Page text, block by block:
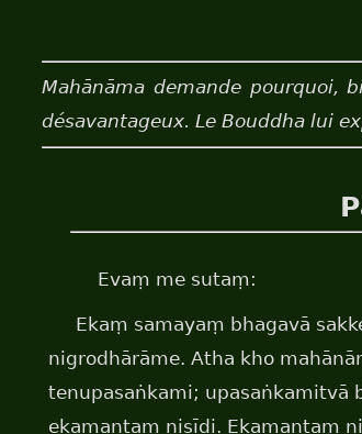
Mahānāma demande pourquoi,
désavantageux. Le Bouddha lui
Evaṃ me sutaṃ:
Ekaṃ samayaṃ bhagavā
nigrodhārāme. Atha kho
tenupasaṅkami; upasaṅkamitvā
ekamantaṃ nisīdi. Ekamantaṃ